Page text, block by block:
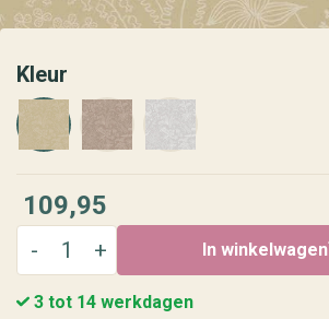
Kleur
109,95
In winkelwagen
3 tot 14 werkdagen